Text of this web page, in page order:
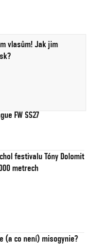
vlasům! Jak jim
FW SS27
festivalu Tóny Dolomit
metrech
(a co není) misogynie?